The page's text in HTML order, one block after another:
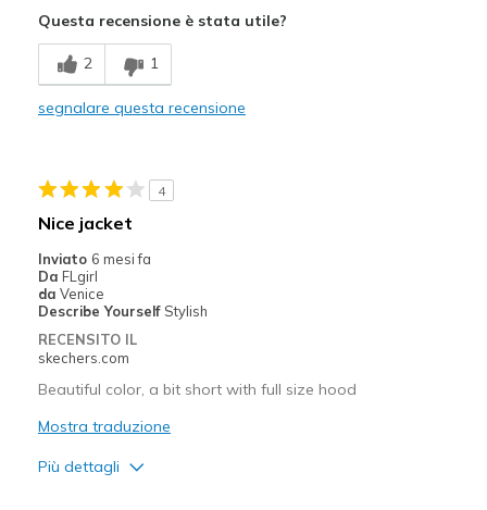
Breathe Well
Comfortable
Sizing
Questa recensione è stata utile?
2 1
segnalare questa recensione
4
Nice jacket
Inviato 6 mesi fa
Da FLgirl
da Venice
Describe Yourself Stylish
RECENSITO IL
skechers.com
Beautiful color, a bit short with full size hood
Mostra traduzione
Più dettagli